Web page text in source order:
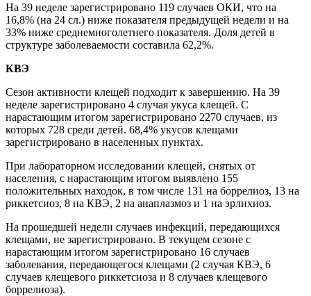
На 39 неделе зарегистрировано 119 случаев ОКИ, что на
16,8% (на 24 сл.) ниже показателя предыдущей недели и на
33% ниже среднемноголетнего показателя. Доля детей в
структуре заболеваемости составила 62,2%.
КВЭ
Сезон активности клещей подходит к завершению. На 39
неделе зарегистрировано 4 случая укуса клещей. С
нарастающим итогом зарегистрировано 2270 случаев, из
которых 728 среди детей. 68,4% укусов клещами
зарегистрировано в населенных пунктах.
При лабораторном исследовании клещей, снятых от
населения, с нарастающим итогом выявлено 155
положительных находок, в том числе 131 на боррелиоз, 13 на
риккетсиоз, 8 на КВЭ, 2 на анаплазмоз и 1 на эрлихиоз.
На прошедшей недели случаев инфекций, передающихся
клещами, не зарегистрировано. В текущем сезоне с
нарастающим итогом зарегистрировано 16 случаев
заболевания, передающегося клещами (2 случая КВЭ, 6
случаев клещевого риккетсиоза и 8 случаев клещевого
боррелиоза).